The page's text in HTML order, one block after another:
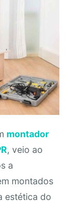
montador
, veio ao
a
montados
estética do